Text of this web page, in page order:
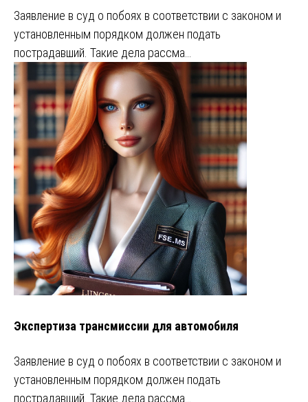
Заявление в суд о побоях в соответствии с законом и
установленным порядком должен подать
пострадавший. Такие дела рассма…
Экспертиза трансмиссии для автомобиля
Заявление в суд о побоях в соответствии с законом и
установленным порядком должен подать
пострадавший. Такие дела рассма…